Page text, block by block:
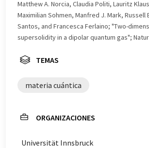
este artículo ha sido traducido con
automática, es posible que contenga
vocabulario, sintaxis o gramática. El
Inglés se puede encontraraquí.
Matthew A. Norcia, Claudia Politi, Lauritz
Maximilian Sohmen, Manfred J. Mark, Russell
Santos, and Francesca Ferlaino; "Two-
supersolidity in a dipolar quantum gas";
TEMAS
materia cuántica
ORGANIZACIONES
Universität Innsbruck